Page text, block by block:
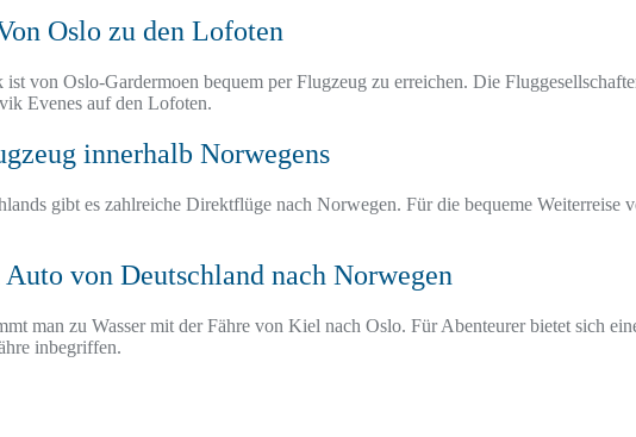
Oslo zu den Lofoten
von Oslo-Gardermoen bequem per Flugzeug zu erreichen. Die
Evenes auf den Lofoten.
innerhalb Norwegens
gibt es zahlreiche Direktflüge nach Norwegen. Für die bequeme
von Deutschland nach Norwegen
man zu Wasser mit der Fähre von Kiel nach Oslo. Für Abenteurer bietet sich
inbegriffen.